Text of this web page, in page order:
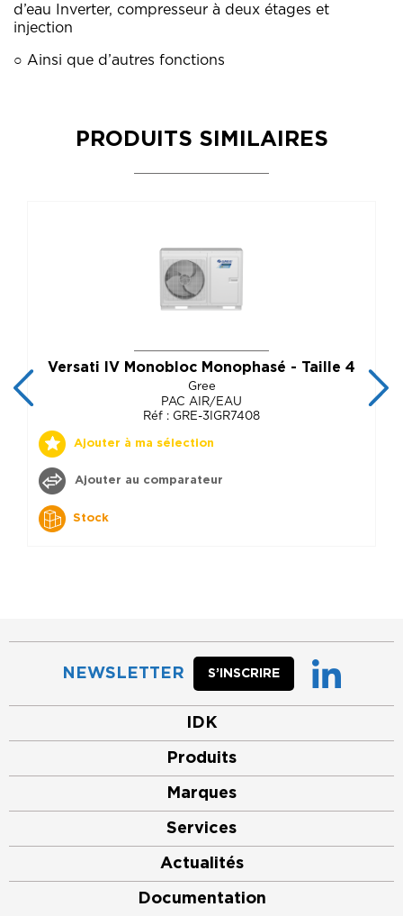
d’eau Inverter, compresseur à deux étages et
injection
○ Ainsi que d’autres fonctions
PRODUITS SIMILAIRES
Versati IV Monobloc Monophasé - Taille 4
Gree
PAC AIR/EAU
Réf : GRE-3IGR7408
Ajouter à ma sélection
Ajouter au comparateur
Stock
NEWSLETTER S’INSCRIRE
IDK
Produits
Marques
Services
Actualités
Documentation